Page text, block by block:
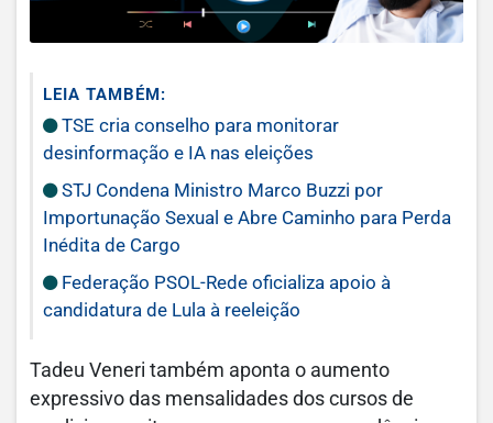
LEIA TAMBÉM:
TSE cria conselho para monitorar
desinformação e IA nas eleições
STJ Condena Ministro Marco Buzzi por
Importunação Sexual e Abre Caminho para Perda
Inédita de Cargo
Federação PSOL-Rede oficializa apoio à
candidatura de Lula à reeleição
Tadeu Veneri também aponta o aumento
expressivo das mensalidades dos cursos de